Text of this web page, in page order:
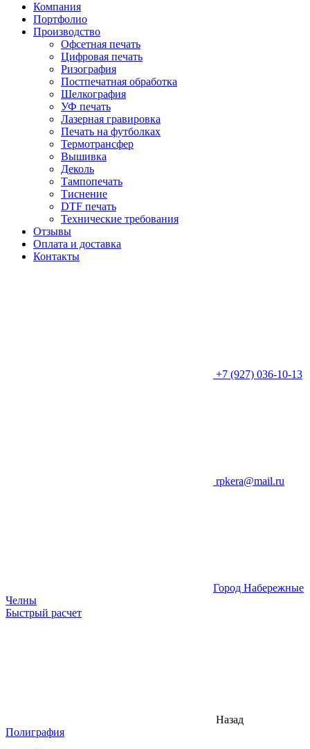
Компания
Портфолио
Производство
Офсетная печать
Цифровая печать
Ризография
Постпечатная обработка
Шелкография
УФ печать
Лазерная гравировка
Печать на футболках
Термотрансфер
Вышивка
Деколь
Тампопечать
Тиснение
DTF печать
Технические требования
Отзывы
Оплата и доставка
Контакты
+7 (927) 036-10-13
rpkera@mail.ru
Город Набережные
Челны
Быстрый расчет
Назад
Полиграфия